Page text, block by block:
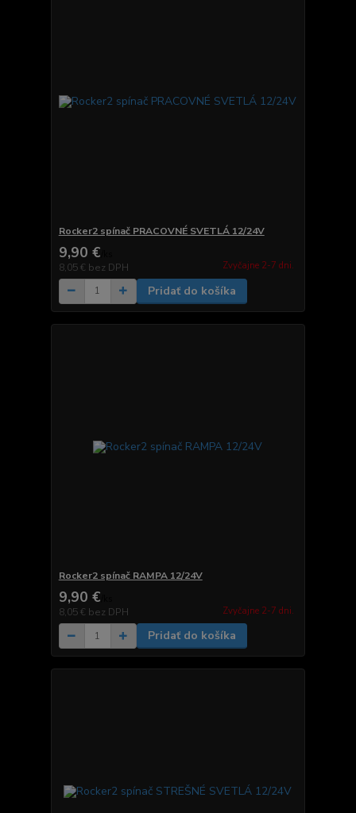
Rocker2 spínač PRACOVNÉ SVETLÁ 12/24V
9,90 €
8,05 € bez DPH Zvyčajne 2-7 dni.
Pridať do košíka
Rocker2 spínač RAMPA 12/24V
9,90 €
8,05 € bez DPH Zvyčajne 2-7 dni.
Pridať do košíka